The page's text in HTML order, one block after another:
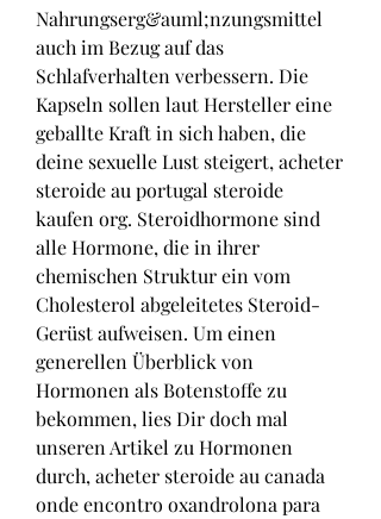
Nahrungserg&auml;nzungsmittel
auch im Bezug auf das
Schlafverhalten verbessern. Die
Kapseln sollen laut Hersteller eine
geballte Kraft in sich haben, die
deine sexuelle Lust steigert, acheter
steroide au portugal steroide
kaufen org. Steroidhormone sind
alle Hormone, die in ihrer
chemischen Struktur ein vom
Cholesterol abgeleitetes Steroid-
Gerüst aufweisen. Um einen
generellen Überblick von
Hormonen als Botenstoffe zu
bekommen, lies Dir doch mal
unseren Artikel zu Hormonen
durch, acheter steroide au canada
onde encontro oxandrolona para